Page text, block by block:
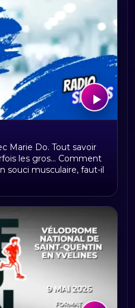
Marie Do. Tout savoir
les gros... Comment
souci musculaire, faut-il